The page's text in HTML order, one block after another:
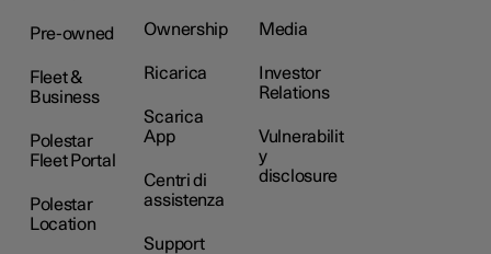
Pre-owned
Fleet &
Business
Polestar
Fleet Portal
Polestar
Location
Ownership
Ricarica
Scarica
App
Centri di
assistenza
Support
Media
Investor
Relations
Vulnerabilit
y
disclosure